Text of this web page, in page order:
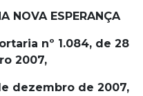
NOVA ESPERANÇA
nº 1.084, de 28
2007,
dezembro de 2007,